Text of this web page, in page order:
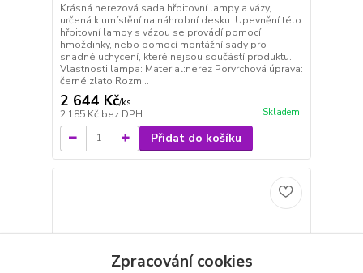
Krásná nerezová sada hřbitovní lampy a vázy,
určená k umístění na náhrobní desku. Upevnění této
hřbitovní lampy s vázou se provádí pomocí
hmoždinky, nebo pomocí montážní sady pro
snadné uchycení, které nejsou součástí produktu.
Vlastnosti lampa: Material:nerez Porvrchová úprava:
černé zlato Rozm...
2 644 Kč/ks
2 185 Kč bez DPH Skladem
Přidat do košíku
Zpracování cookies